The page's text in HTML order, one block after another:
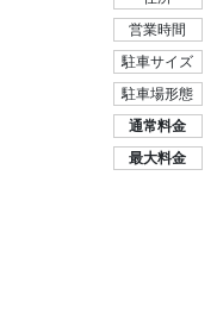
営業時間
駐車サイズ
駐車場形態
通常料金
最大料金